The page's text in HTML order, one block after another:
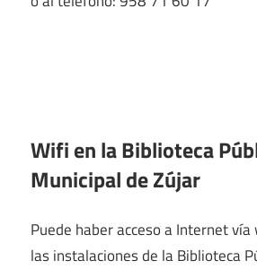
Wifi en laBiblioteca
Municipal de Zújar
Puede haber acceso a Internet
las instalaciones de la Biblioteca